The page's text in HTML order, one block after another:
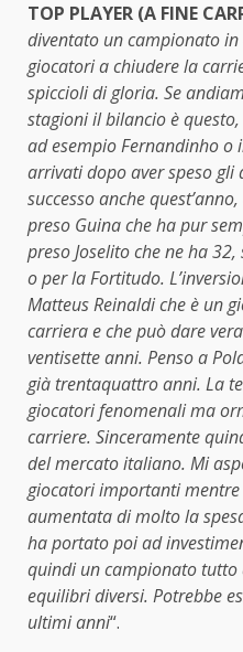
TOP PLAYER (A FINE
diventato un campionato
giocatori a chiudere la
spiccioli di gloria. Se
stagioni il bilancio è
ad esempio Fernandinho o
arrivati dopo aver speso
successo anche
preso Guina che ha pur
preso Joselito che ne ha
o per la Fortitudo.
Matteus Reinaldi che è un
carriera e che può dare
ventisette anni. Penso a
già trentaquattro anni. La
giocatori fenomenali ma
carriere. Sinceramente
del mercato italiano. Mi
giocatori importanti mentre
aumentata di molto la
ha portato poi ad
quindi un campionato tutto
equilibri diversi. Potrebbe
ultimi anni“.